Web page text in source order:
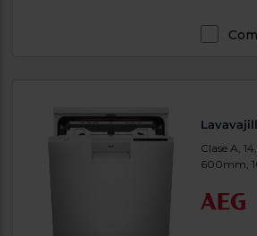
Clase A,
600mm,